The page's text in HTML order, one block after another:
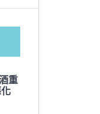
重